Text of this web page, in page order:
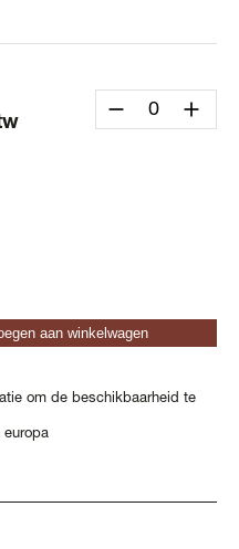
aan winkelwagen
om de beschikbaarheid te
europa